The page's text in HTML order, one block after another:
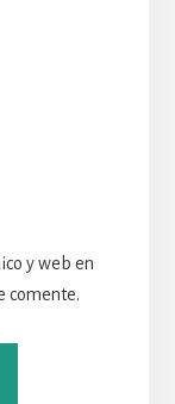
y web en
comente.